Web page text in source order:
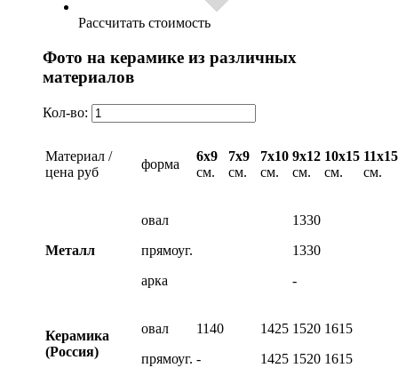
Рассчитать стоимость
Фото на керамике из различных
материалов
Кол-во:
Материал /
цена руб
форма
6х9
см.
7х9
см.
7х10
см.
9х12
см.
10х15
см.
11х15
см.
Металл
овал
прямоуг.
арка
1330
1330
-
Керамика
(Россия)
овал
прямоуг.
1140
-
1425
1425
1520
1520
1615
1615